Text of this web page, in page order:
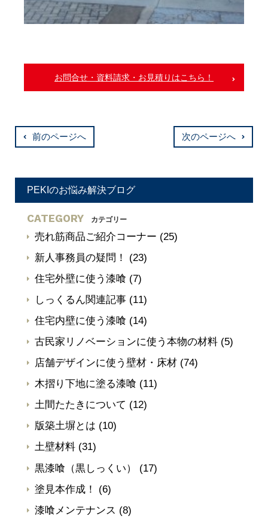
お問合せ・資料請求・お見積りはこちら！
前のページへ 次のページへ
PEKIのお悩み解決ブログ
CATEGORY カテゴリー
売れ筋商品ご紹介コーナー (25)
新人事務員の疑問！
(23)
住宅外壁に使う漆喰 (7)
しっくるん関連記事 (11)
住宅内壁に使う漆喰 (14)
古民家リノベーションに使う本物の材料 (5)
店舗デザインに使う壁材・床材 (74)
木摺り下地に塗る漆喰 (11)
土間たたきについて (12)
版築土塀とは (10)
土壁材料 (31)
黒漆喰（黒しっくい）
(17)
塗見本作成！
(6)
漆喰メンテナンス (8)